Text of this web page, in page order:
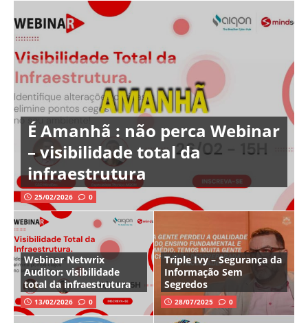
É Amanhã : não perca Webinar
– visibilidade total da
infraestrutura
25/02/2026 0
Webinar Netwrix
Auditor: visibilidade
total da infraestrutura
13/02/2026 0
Triple Ivy – Segurança da
Informação Sem
Segredos
28/07/2025 0